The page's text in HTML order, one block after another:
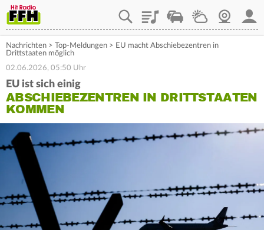
PlaylistStaupilotWetterWebcam
Nachrichten > Top-Meldungen > EU macht Abschiebezentren in
Drittstaaten möglich
02.06.2026, 05:50 Uhr
EU ist sich einig
ABSCHIEBEZENTREN IN DRITTSTAATEN
KOMMEN